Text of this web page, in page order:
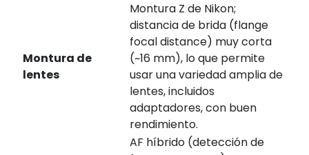
Montura de
lentes
Montura Z de Nikon;
distancia de brida (flange
focal distance) muy corta
(~16 mm), lo que permite
usar una variedad amplia de
lentes, incluidos
adaptadores, con buen
rendimiento.
AF híbrido (detección de